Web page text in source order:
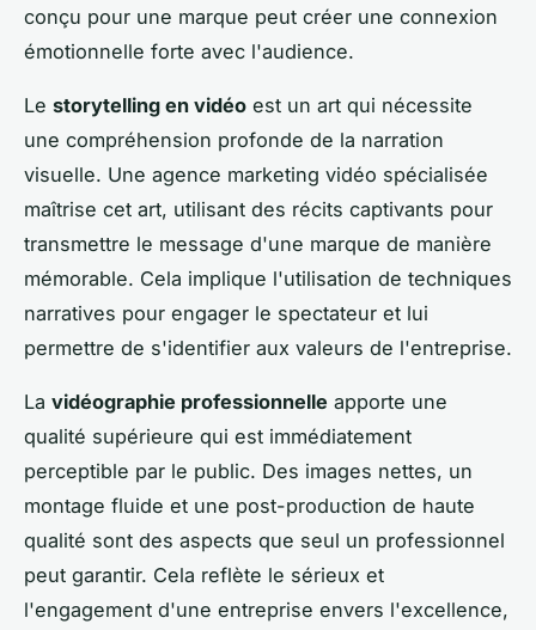
conçu pour une marque peut créer une connexion
émotionnelle forte avec l'audience.
Le storytelling en vidéo est un art qui nécessite
une compréhension profonde de la narration
visuelle. Une agence marketing vidéo spécialisée
maîtrise cet art, utilisant des récits captivants pour
transmettre le message d'une marque de manière
mémorable. Cela implique l'utilisation de techniques
narratives pour engager le spectateur et lui
permettre de s'identifier aux valeurs de l'entreprise.
La vidéographie professionnelle apporte une
qualité supérieure qui est immédiatement
perceptible par le public. Des images nettes, un
montage fluide et une post-production de haute
qualité sont des aspects que seul un professionnel
peut garantir. Cela reflète le sérieux et
l'engagement d'une entreprise envers l'excellence,